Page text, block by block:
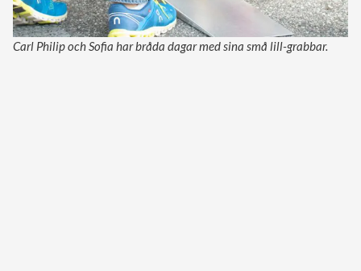
Carl Philip och Sofia har bråda dagar med sina små lill-grabbar.